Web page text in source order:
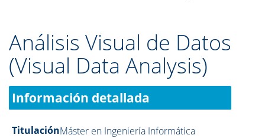
Análisis Visual de Datos
(Visual Data Analysis)
Información detallada
TitulaciónMáster en Ingeniería Informática